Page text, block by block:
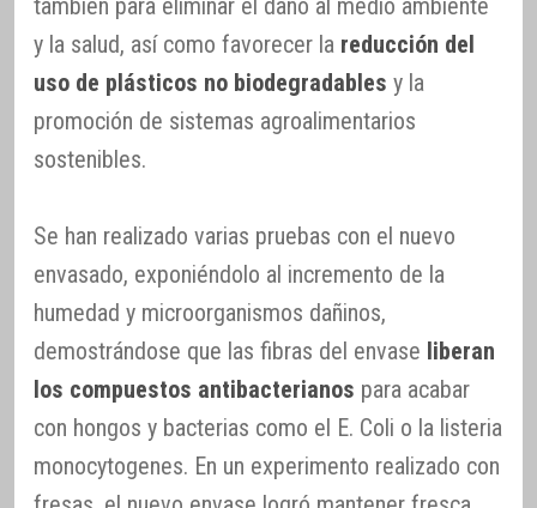
y la salud, así como favorecer la reducción del
uso de plásticos no biodegradables y la
promoción de sistemas agroalimentarios
sostenibles.
Se han realizado varias pruebas con el nuevo
envasado, exponiéndolo al incremento de la
humedad y microorganismos dañinos,
demostrándose que las fibras del envase liberan
los compuestos antibacterianos para acabar
con hongos y bacterias como el E. Coli o la listeria
monocytogenes. En un experimento realizado con